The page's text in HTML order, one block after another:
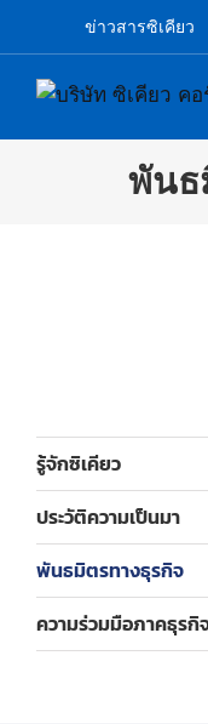
to
content
ข่าวสารซิเคียว
พันธ
รู้จักซิเคียว
ประวัติความเป็นมา
พันธมิตรทางธุรกิจ
ความร่วมมือภาคธุรกิ